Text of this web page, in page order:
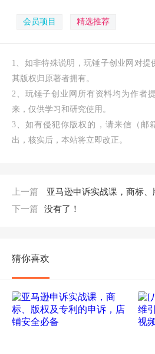
会员项目 精选推荐
1、如非特殊说明，玩锤子创业网对提
其版权归原著者拥有。
2、玩锤子创业网所有资料均为作者
来，仅供学习和研究使用。
3、如有侵犯你版权的，请来信（邮箱
出，核实后，本站将立即改正。
上一篇
亚马逊申诉实战课，商标、版权
下一篇
没有了！
猜你喜欢